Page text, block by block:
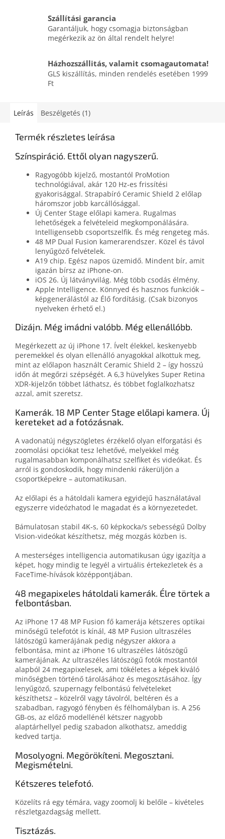
Szállítási garancia
Garantáljuk, hogy csomagja biztonságban
megérkezik az ön által rendelt helyre!
Házhozszállitás, valamit csomagautomata!
GLS kiszállítás, minden rendelés esetében 1999
Ft
Leírás Beszélgetés (1)
Termék részletes leírása
Színspiráció. Ettől olyan nagyszerű.
Ragyogóbb kijelző, mostantól ProMotion
technológiával, akár 120 Hz‑es frissítési
gyakorisággal. Strapabíró Ceramic Shield 2 előlap
háromszor jobb karcállósággal.
Új Center Stage előlapi kamera. Rugalmas
lehetőségek a felvételeid megkomponálására.
Intelligensebb csoportszelfik. És még rengeteg más.
48 MP Dual Fusion kamerarendszer. Közel és távol
lenyűgöző felvételek.
A19 chip. Egész napos üzemidő. Mindent bír, amit
igazán bírsz az iPhone‑on.
iOS 26. Új látványvilág. Még több csodás élmény.
Apple Intelligence. Könnyed és hasznos funkciók –
képgenerálástól az Élő fordításig. (Csak bizonyos
nyelveken érhető el.)
Dizájn. Még imádni valóbb. Még ellenállóbb.
Megérkezett az új iPhone 17. Ívelt élekkel, keskenyebb
peremekkel és olyan ellenálló anyagokkal alkottuk meg,
mint az előlapon használt Ceramic Shield 2 – így hosszú
időn át megőrzi szépségét. A 6,3 hüvelykes Super Retina
XDR-kijelzőn többet láthatsz, és többet foglalkozhatsz
azzal, amit szeretsz.
Kamerák. 18 MP Center Stage előlapi kamera. Új
kereteket ad a fotózásnak.
A vadonatúj négyszögletes érzékelő olyan elforgatási és
zoom­olási opciókat tesz lehetővé, melyekkel még
rugalmasabban komponálhatsz szelfiket és videókat. És
arról is gondoskodik, hogy mindenki rákerüljön a
csoportképekre – automatikusan.
Az előlapi és a hát­oldali kamera egyidejű használatával
egyszerre videóz­ha­tod le magadat és a környezetedet.
Bámulatosan stabil 4K‑s, 60 képkocka/s sebességű Dolby
Vision-videókat készíthetsz, még mozgás közben is.
A mesterséges intelligencia automatikusan úgy igazítja a
képet, hogy mindig te legyél a virtuális értekez­le­tek és a
FaceTime-hívások közép­pontjában.
48 megapixeles hátoldali kamerák. Élre törtek a
felbontásban.
Az iPhone 17 48 MP Fusion fő kamerája kétszeres optikai
minőségű telefotót is kínál, 48 MP Fusion ultraszéles
látószögű kamerájának pedig négyszer akkora a
felbontása, mint az iPhone 16 ultraszéles látószögű
kamerájának. Az ultraszéles látószögű fotók mostantól
alapból 24 megapixelesek, ami tökéletes a képek kiváló
minőségben történő tárolásához és megosztásához. Így
lenyűgöző, szupernagy felbontású felvételeket
készíthetsz – közelről vagy távolról, beltéren és a
szabadban, ragyogó fényben és félhomályban is. A 256
GB‑os, az előző modellénél kétszer nagyobb
alaptárhellyel pedig szabadon alkothatsz, ameddig
kedved tartja.
Mosolyogni. Megörökíteni. Megosztani.
Megismételni.
Kétszeres telefotó.
Közelíts rá egy témára, vagy zoomolj ki belőle – kivételes
részletgazdagság mellett.
Tisztázás.